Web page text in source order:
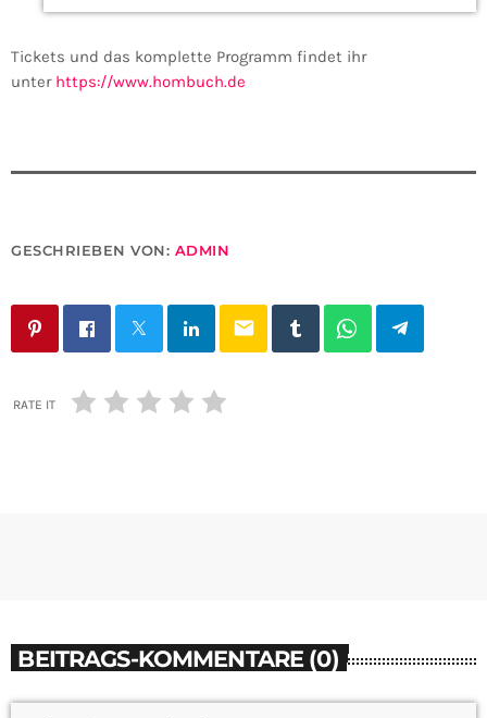
Tickets und das komplette Programm findet ihr
unter https://www.hombuch.de
GESCHRIEBEN VON: ADMIN
email
RATE IT
BEITRAGS-KOMMENTARE (0)